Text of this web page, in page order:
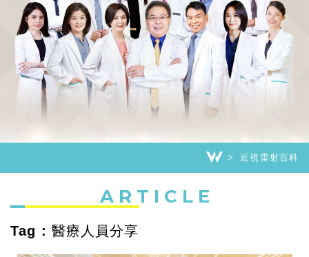
近視雷射百科
ARTICLE
Tag : 醫療人員分享